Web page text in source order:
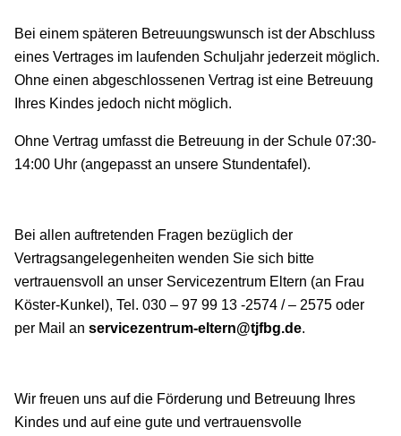
Bei einem späteren Betreuungswunsch ist der Abschluss
eines Vertrages im laufenden Schuljahr jederzeit möglich.
Ohne einen abgeschlossenen Vertrag ist eine Betreuung
Ihres Kindes jedoch nicht möglich.
Ohne Vertrag umfasst die Betreuung in der Schule 07:30-
14:00 Uhr (angepasst an unsere Stundentafel).
Bei allen auftretenden Fragen bezüglich der
Vertragsangelegenheiten wenden Sie sich bitte
vertrauensvoll an unser Servicezentrum Eltern (an Frau
Köster-Kunkel), Tel. 030 – 97 99 13 -2574 / – 2575 oder
per Mail an servicezentrum-eltern@tjfbg.de.
Wir freuen uns auf die Förderung und Betreuung Ihres
Kindes und auf eine gute und vertrauensvolle